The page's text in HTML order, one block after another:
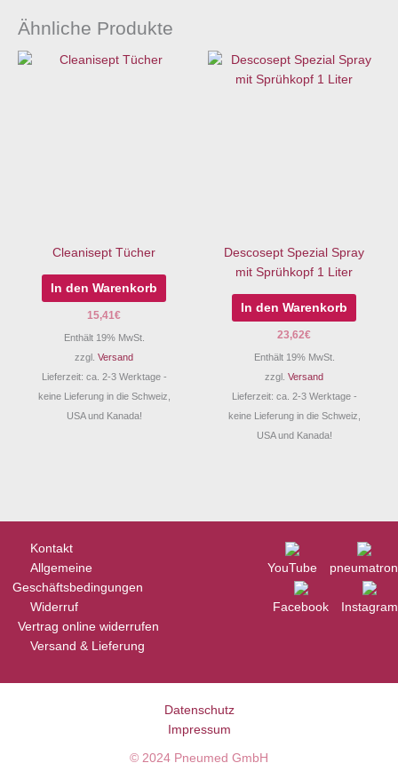
Ähnliche Produkte
Cleanisept Tücher
In den Warenkorb
15,41€
Enthält 19% MwSt.
zzgl. Versand
Lieferzeit: ca. 2-3 Werktage -
keine Lieferung in die Schweiz,
USA und Kanada!
Descosept Spezial Spray
mit Sprühkopf 1 Liter
In den Warenkorb
23,62€
Enthält 19% MwSt.
zzgl. Versand
Lieferzeit: ca. 2-3 Werktage -
keine Lieferung in die Schweiz,
USA und Kanada!
Kontakt
Allgemeine
Geschäftsbedingungen
Widerruf
Vertrag online widerrufen
Versand & Lieferung
pneumatron
YouTube
Instagram
Facebook
Datenschutz
Impressum
© 2024 Pneumed GmbH